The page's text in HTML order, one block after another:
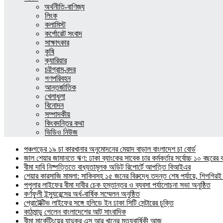
অর্থনীতি-বাণিজ্য
লিংক
কলামিস্ট
কর্পোরেট সংবাদ
সাক্ষাৎকার
কৃষি
ক্যারিয়ার
চট্টগ্রাম-বন্দর
গণপরিবহন
আন্তর্জাতিক
খেলাধুলা
বিনোদন
সম্পাদকীয়
কিংবদন্তির কথা
ভিডিও নিউজ
পঞ্চগড়ের ১৯ চা কারখানার অনুমোদনের মেয়াদ বাড়াল বাংলাদেশ চা বোর্ড
জাল শেয়ার জামানতে ঋণ: ঢাকা ব্যাংকের সাবেক চার কর্মকর্তার সর্বোচ্চ ১০ বছরের
বীমা দাবি নিষ্পত্তিতে বাধ্যতামূলক অডিট রিপোর্টে আপত্তি বিআইএর
শেয়ার কারসাজি মামলা: সাকিবসহ ১৫ জনের বিরুদ্ধে তদন্ত শেষ পর্যায়ে, শিগগিরই
পপুলার লাইফের বীমা দাবীর চেক হস্তান্তর ও ব্যবসা পর্যালোচনা সভা অনুষ্ঠিত
কর্ণফুলী ইন্স্যুরেন্সের অর্ধ-বার্ষিক সম্মেলন অনুষ্ঠিত
প্রোটেক্টিভ লাইফের সঙ্গে হলিডে ইন ঢাকা সিটি সেন্টারের চুক্তি
কাঠমান্ডু গেলেন বাংলাদেশের আট সাংবাদিক
বীমা মার্কেটিংয়ের যাদুকর এস আর খানের মৃত্যুবার্ষিকী আজ